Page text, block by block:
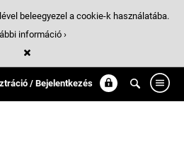
/ Bejelentkezés
beleegyezel a cookie-k használatába.
információ ›